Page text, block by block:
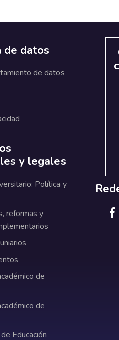
de datos
de datos
y legales
Política y
reformas y
de
de
Educación